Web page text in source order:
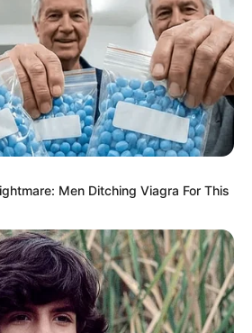
Men Ditching Viagra For This